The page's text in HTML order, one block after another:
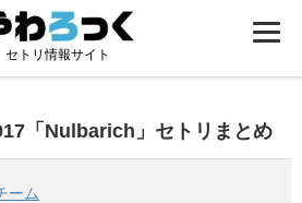
セトリ情報サイト
「Nulbarich」セトリまとめ
ーム